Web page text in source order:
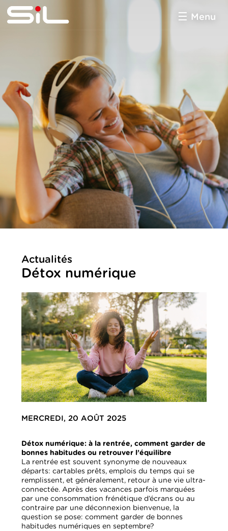
multimédia
Menu
Actualités
Détox numérique
MERCREDI, 20 AOÛT 2025
Détox numérique: à la rentrée, comment garder de
bonnes habitudes ou retrouver l’équilibre
La rentrée est souvent synonyme de nouveaux
départs: cartables prêts, emplois du temps qui se
remplissent, et généralement, retour à une vie ultra-
connectée. Après des vacances parfois marquées
par une consommation frénétique d’écrans ou au
contraire par une déconnexion bienvenue, la
question se pose: comment garder de bonnes
habitudes numériques en septembre?